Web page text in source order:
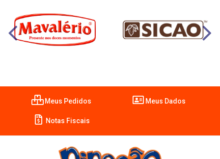
Meus Pedidos Meus Dados
Notas Fiscais